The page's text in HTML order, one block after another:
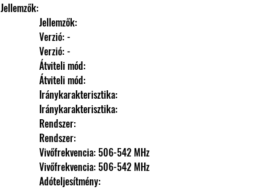
Jellemzők:
                Jellemzők:
                Verzió: -
                Verzió: -
                Átviteli mód:
                Átviteli mód:
                Iránykarakterisztika:
                Iránykarakterisztika:
                Rendszer:
                Rendszer:
                Vivőfrekvencia: 506-542 MHz
                Vivőfrekvencia: 506-542 MHz
                Adóteljesítmény: